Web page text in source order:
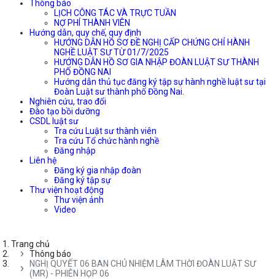
Thông báo
LỊCH CÔNG TÁC VÀ TRỰC TUẦN
NỢ PHÍ THÀNH VIÊN
Hướng dẫn, quy chế, quy định
HƯỚNG DẪN HỒ SƠ ĐỀ NGHỊ CẤP CHỨNG CHỈ HÀNH
NGHỀ LUẬT SƯ TỪ 01/7/2025
HƯỚNG DẪN HỒ SƠ GIA NHẬP ĐOÀN LUẬT SƯ THÀNH
PHỐ ĐỒNG NAI
Hướng dẫn thủ tục đăng ký tập sự hành nghề luật sư tại
Đoàn Luật sư thành phố Đồng Nai.
Nghiên cứu, trao đổi
Đào tạo bồi dưỡng
CSDL luật sư
Tra cứu Luật sư thành viên
Tra cứu Tổ chức hành nghề
Đăng nhập
Liên hệ
Đăng ký gia nhập đoàn
Đăng ký tập sự
Thư viện hoạt động
Thư viện ảnh
Video
Trang chủ
Thông báo
NGHỊ QUYẾT 06 BAN CHỦ NHIỆM LÂM THỜI ĐOÀN LUẬT SƯ
(MR) - PHIÊN HỌP 06